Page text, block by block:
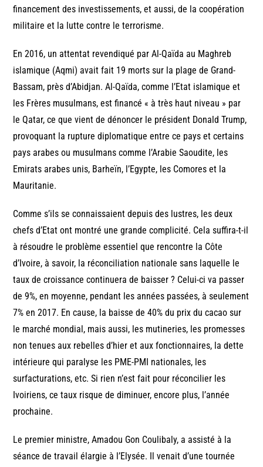
financement des investissements, et aussi, de la coopération
militaire et la lutte contre le terrorisme.
En 2016, un attentat revendiqué par Al-Qaïda au Maghreb
islamique (Aqmi) avait fait 19 morts sur la plage de Grand-
Bassam, près d’Abidjan. Al-Qaïda, comme l’Etat islamique et
les Frères musulmans, est financé « à très haut niveau » par
le Qatar, ce que vient de dénoncer le président Donald Trump,
provoquant la rupture diplomatique entre ce pays et certains
pays arabes ou musulmans comme l’Arabie Saoudite, les
Emirats arabes unis, Barheïn, l’Egypte, les Comores et la
Mauritanie.
Comme s’ils se connaissaient depuis des lustres, les deux
chefs d’Etat ont montré une grande complicité. Cela suffira-t-il
à résoudre le problème essentiel que rencontre la Côte
d’Ivoire, à savoir, la réconciliation nationale sans laquelle le
taux de croissance continuera de baisser ? Celui-ci va passer
de 9%, en moyenne, pendant les années passées, à seulement
7% en 2017. En cause, la baisse de 40% du prix du cacao sur
le marché mondial, mais aussi, les mutineries, les promesses
non tenues aux rebelles d’hier et aux fonctionnaires, la dette
intérieure qui paralyse les PME-PMI nationales, les
surfacturations, etc. Si rien n’est fait pour réconcilier les
Ivoiriens, ce taux risque de diminuer, encore plus, l’année
prochaine.
Le premier ministre, Amadou Gon Coulibaly, a assisté à la
séance de travail élargie à l’Elysée. Il venait d’une tournée